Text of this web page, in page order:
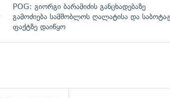
POG: გიორგი ბარამიძის განცხადებაზე
გამოძიება სამშობლოს ღალატისა და
ფაქტზე დაიწყო